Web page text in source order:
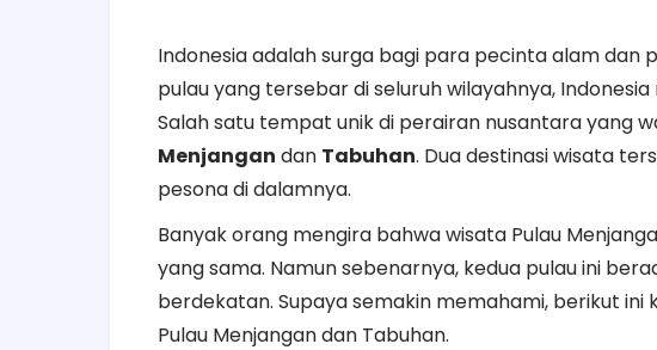
Indonesia adalah surga bagi para pecinta alam dan
pulau yang tersebar di seluruh wilayahnya,
Salah satu tempat unik di perairan nusantara yang
Menjangan dan Tabuhan. Dua destinasi wisata
pesona di dalamnya.
Banyak orang mengira bahwa wisata Pulau
yang sama. Namun sebenarnya, kedua pulau ini
berdekatan. Supaya semakin memahami, berikut
Pulau Menjangan dan Tabuhan.